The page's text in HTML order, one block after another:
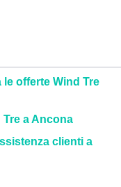
offerte Wind Tre
a Ancona
clienti a